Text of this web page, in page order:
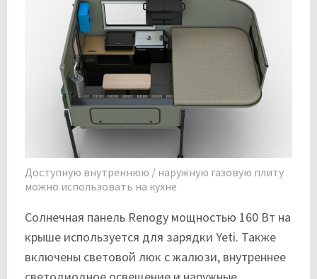
Доступную внутреннюю / наружную газовую плиту
можно использовать на кухне
Солнечная панель Renogy мощностью 160 Вт на
крыше используется для зарядки Yeti. Также
включены световой люк с жалюзи, внутреннее